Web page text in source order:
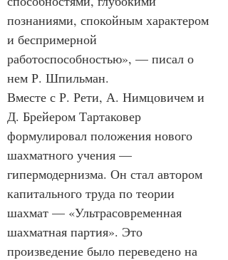
познаниями, спокойным характером
и беспримерной
работоспособностью», — писал о
нем Р. Шпильман.
Вместе с Р. Рети, А. Нимцовичем и
Д. Брейером Тартаковер
формулировал положения нового
шахматного учения —
гипермодернизма. Он стал автором
капитального труда по теории
шахмат — «Ультрасовременная
шахматная партия». Это
произведение было переведено на